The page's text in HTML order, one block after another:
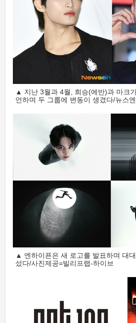
▲ 지난 3월과 4월, 희승(에반)과 마크
언하며 두 그룹에 변동이 생겼다/뉴스
▲ 엔하이픈은 새 로고를 발표하며 대
섰다/사진제공=빌리프랩-하이브